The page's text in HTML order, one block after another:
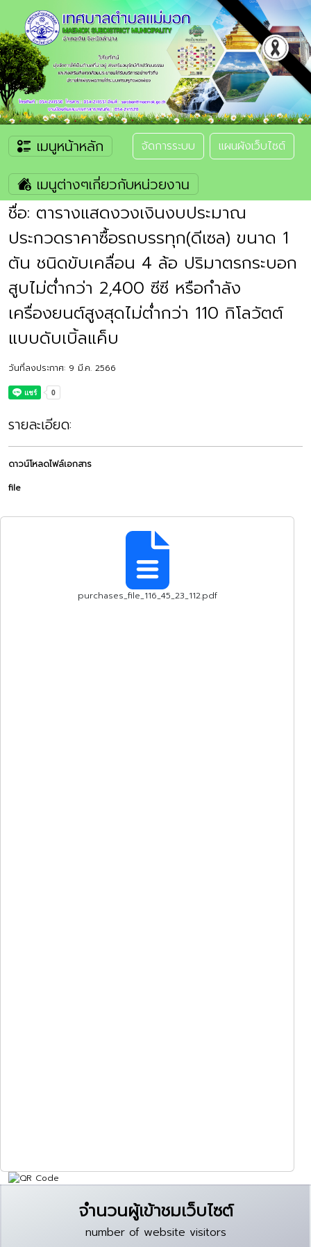
เมนูหน้าหลัก จัดการระบบ แผนผังเว็บไซต์
เมนูต่างๆเกี่ยวกับหน่วยงาน
ชื่อ: ตารางแสดงวงเงินงบประมาณ
ประกวดราคาซื้อรถบรรทุก(ดีเซล) ขนาด 1
ตัน ชนิดขับเคลื่อน 4 ล้อ ปริมาตรกระบอก
สูบไม่ต่ำกว่า 2,400 ซีซี หรือกำลัง
เครื่องยนต์สูงสุดไม่ต่ำกว่า 110 กิโลวัตต์
แบบดับเบิ้ลแค็บ
วันที่ลงประกาศ: 9 มี.ค. 2566
รายละเอียด:
ดาวน์โหลดไฟล์เอกสาร
file
purchases_file_116_45_23_112.pdf
จำนวนผู้เข้าชมเว็บไซต์
number of website visitors